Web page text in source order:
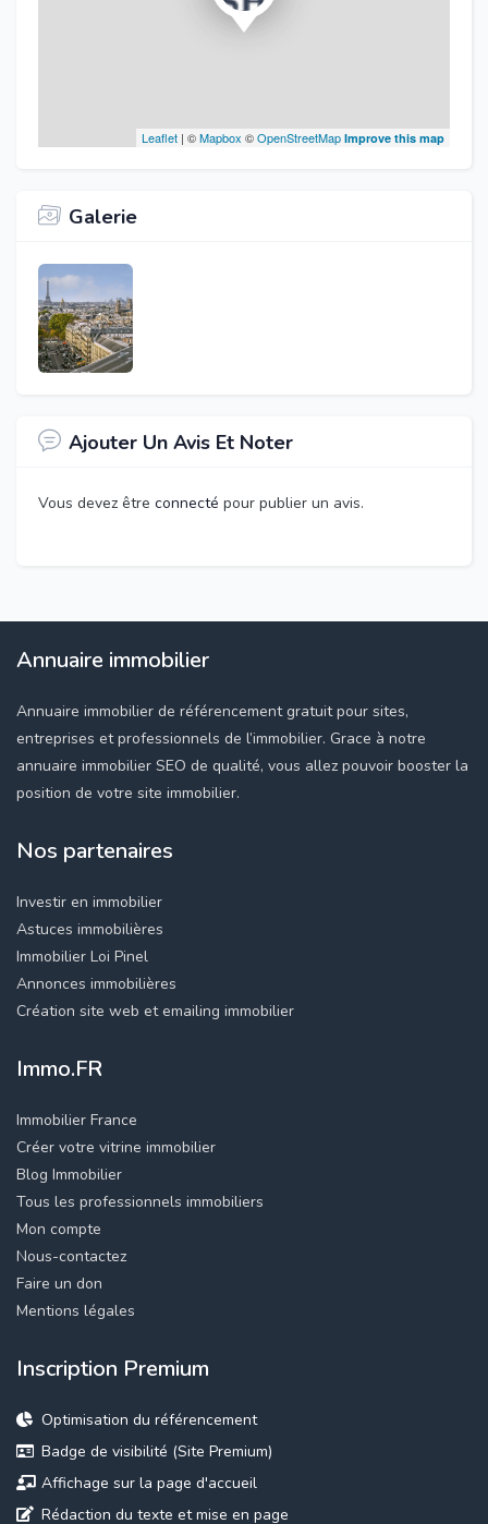
Leaflet | ©Mapbox ©OpenStreetMap Improve this map
Galerie
Ajouter Un Avis Et Noter
Vous devez être connecté pour publier un avis.
Annuaire immobilier
Annuaire immobilier de référencement gratuit pour sites,
entreprises et professionnels de l’immobilier. Grace à notre
annuaire immobilier SEO de qualité, vous allez pouvoir booster la
position de votre site immobilier.
Nos partenaires
Investir en immobilier
Astuces immobilières
Immobilier Loi Pinel
Annonces immobilières
Création site web et emailing immobilier
Immo.FR
Immobilier France
Créer votre vitrine immobilier
Blog Immobilier
Tous les professionnels immobiliers
Mon compte
Nous-contactez
Faire un don
Mentions légales
Inscription Premium
Optimisation du référencement
Badge de visibilité (Site Premium)
Affichage sur la page d'accueil
Rédaction du texte et mise en page